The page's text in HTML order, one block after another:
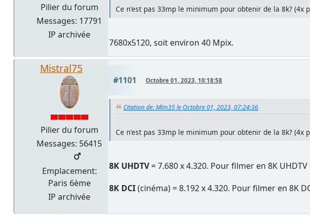
Pilier du forum
Messages: 17791
IP archivée
Ce n'est pas 33mp le minimum pour obtenir de la 8k? (4x
7680x5120, soit environ 40 Mpix.
Mistral75
Pilier du forum
Messages: 56415
Emplacement:
Paris 6ème
IP archivée
#1101 Octobre 01, 2023, 10:18:58
Citation de: Mlm35 le Octobre 01, 2023, 07:24:36
Ce n'est pas 33mp le minimum pour obtenir de la 8k? (4x
8K UHDTV= 7.680 x 4.320. Pour filmer en 8K
8K DCI(cinéma) = 8.192 x 4.320. Pour filmer en 8K